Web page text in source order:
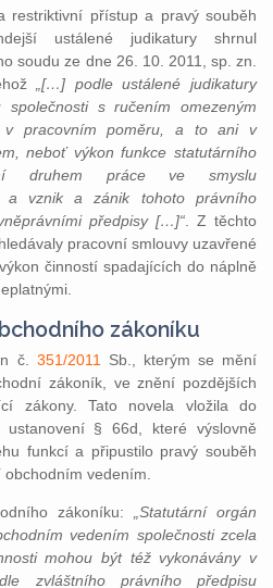
restriktivní přístup a pravý souběh
ustálené judikatury shrnul
soudu ze dne 26. 10. 2011, sp. zn.
„[…] podle ustálené judikatury
společnosti s ručením omezeným
v pracovním poměru, a to ani v
neboť výkon funkce statutárního
druhem práce ve smyslu
a vznik a zánik tohoto právního
předpisy […]“ . Z těchto
pracovní smlouvy uzavřené
činností spadajících do náplně
zákoníku
č. 351/2011
Sb., kterým se mění
zákoník, ve znění pozdějších
zákony. Tato novela vložila do
ustanovení § 66d, které výslovně
funkcí a připustilo pravý souběh
vedením.
zákoníku:
„Statutární orgán
vedením společnosti zcela
mohou být též vykonávány v
zvláštního právního předpisu